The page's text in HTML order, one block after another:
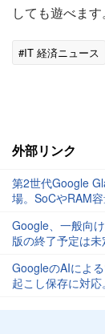
しても遊べます。
#IT 経済ニュース
外部リンク
第2世代Google
場。SoCやRAM
Google、一般向
版の終了予定は未
GoogleのAIによ
起こし保存に対